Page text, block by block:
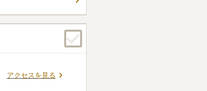
、信仰を大切にした
から近い、だけども自
。
アクセスを見る